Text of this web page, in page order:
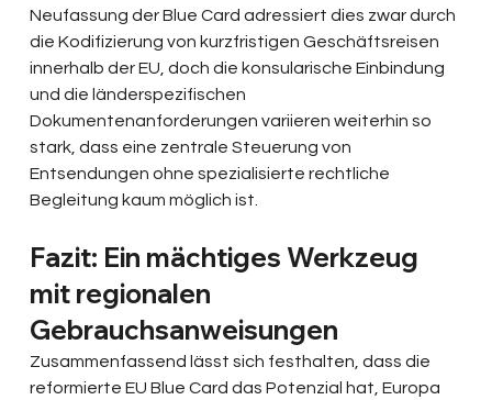
Neufassung der Blue Card adressiert dies zwar durch
die Kodifizierung von kurzfristigen Geschäftsreisen
innerhalb der EU, doch die konsularische Einbindung
und die länderspezifischen
Dokumentenanforderungen variieren weiterhin so
stark, dass eine zentrale Steuerung von
Entsendungen ohne spezialisierte rechtliche
Begleitung kaum möglich ist.
Fazit: Ein mächtiges Werkzeug
mit regionalen
Gebrauchsanweisungen
Zusammenfassend lässt sich festhalten, dass die
reformierte EU Blue Card das Potenzial hat, Europa